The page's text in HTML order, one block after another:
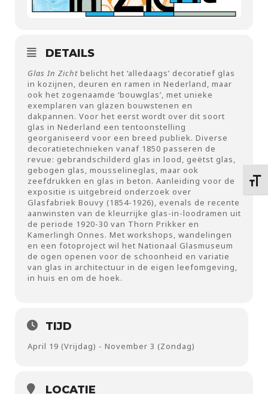
DETAILS
Glas In Zicht belicht het ‘alledaags’ decoratief glas
in kozijnen, deuren en ramen in Nederland, maar
ook het zogenaamde ‘bouwglas’, met unieke
exemplaren van glazen bouwstenen en
dakpannen. Voor het eerst wordt over dit soort
glas in Nederland een tentoonstelling
georganiseerd voor een breed publiek. Diverse
decoratietechnieken vanaf 1850 passeren de
revue: gebrandschilderd glas in lood, geëtst glas,
gebogen glas, mousselineglas, maar ook
zeefdrukken en glas in beton. Aanleiding voor de
expositie is uitgebreid onderzoek over
Glasfabriek Bouvy (1854-1926), evenals de recente
aanwinsten van de kleurrijke glas-in-loodramen uit
de periode 1920-30 van Thorn Prikker en
Kamerlingh Onnes. Met workshops, wandelingen
en een fotoproject wil het Nationaal Glasmuseum
de ogen openen voor de schoonheid en variatie
van glas in architectuur in de eigen leefomgeving,
in huis en om de hoek.
TIJD
April 19 (Vrijdag) - November 3 (Zondag)
LOCATIE